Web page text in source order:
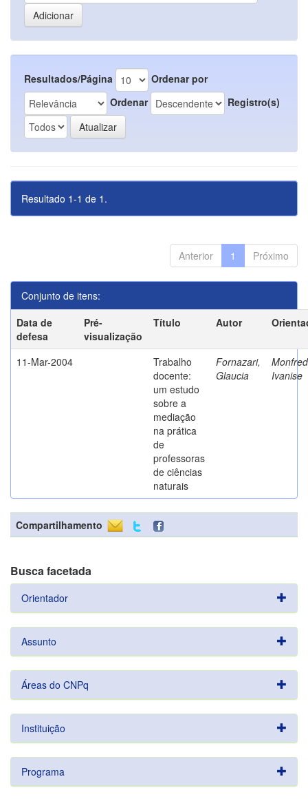
Resultados/Página
Ordenar por
Ordenar
Registro(s)
Resultado 1-1 de 1.
Anterior 1 Próximo
Conjunto de itens:
Data de
defesa
Pré-
visualização
Título Autor
11-Mar-2004
Trabalho
docente:
um estudo
sobre a
mediação
na prática
de
professoras
de ciências
naturais
Fornazari,
Glaucia
Ivanise
Compartilhamento
Busca facetada
Orientador
Assunto
Áreas do CNPq
Instituição
Programa